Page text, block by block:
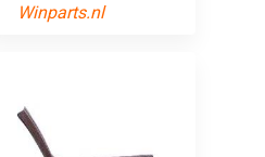
Winparts.nl